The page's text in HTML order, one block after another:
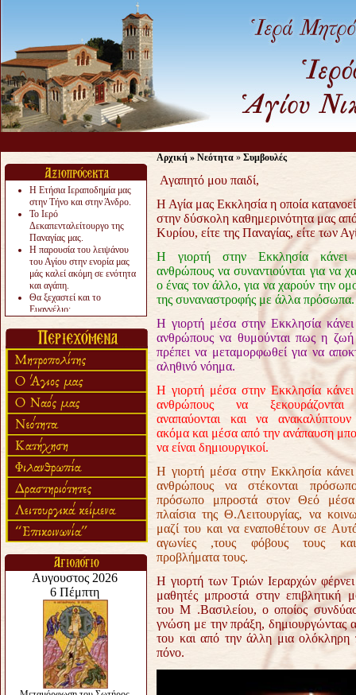
Η Ετήσια Ιεραποδημία μας
στην Τήνο και στην Άνδρο.
Το Ιερό
Δεκαπενταλείτουργο της
Παναγίας μας.
Η παρουσία του λειψάνου
του Αγίου στην ενορία μας
μάς καλεί ακόμη σε ενότητα
και αγάπη.
Θα ξεχαστεί και το
Ευαγγέλιο;
«πολύ αργά».
Ζητείται....
Αρχική » Νεότητα » Συμβουλές
Αγαπητό μου παιδί,
Η Αγία μας Εκκλησία η οποία
στην δύσκολη καθημερινότητα μας
Κυρίου, είτε της Παναγίας, είτε των
Η γιορτή στην Εκκλησία κάνει
ανθρώπους να συναντιούνται για να
ο ένας τον άλλο, για να χαρούν την
της συναναστροφής με άλλα πρόσωπα.
Η γιορτή μέσα στην Εκκλησία κάνει
ανθρώπους να θυμούνται πως η ζωή
πρέπει να μεταμορφωθεί για να
αληθινό νόημα.
Η γιορτή μέσα στην Εκκλησία κάνει
ανθρώπους να
αναπαύονται και να
ακόμα και μέσα από την ανάπαυση
να είναι δημιουργικοί.
Η γιορτή μέσα στην Εκκλησία κάνει
ανθρώπους να στέκονται
πρόσωπο μπροστά στον Θεό
πλαίσια της Θ.Λειτουργίας, να
μαζί του και να εναποθέτουν σε
αγωνίες ,τους φόβους τους
προβλήματα τους.
Η γιορτή των Τριών Ιεραρχών φέρνει
μαθητές μπροστά στην επιβλητική
του Μ .Βασιλείου, ο οποίος
γνώση με την πράξη, δημιουργώντας
του και από την άλλη μια ολόκληρη
πόνο.